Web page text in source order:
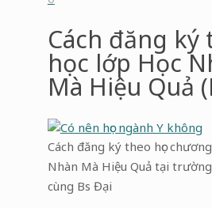
Cách đăng ký
học lớp Học
Mà Hiệu Quả
Cách đăng ký theo học
Nhàn Mà Hiệu Quả tại
cùng Bs Đại